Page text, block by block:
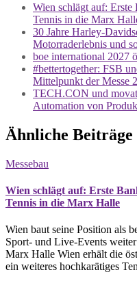
Wien schlägt auf:
Tennis in die Marx
30 Jahre Harley-
Motorraderlebnis und
boe international 2027
#bettertogether: FSB
Mittelpunkt der Messe
TECH.CON und
Automation von
Ähnliche Beiträge
Messebau
Wien schlägt auf: Erste
Tennis in die Marx Halle
Wien baut seine Position als
Sport- und Live-Events
Marx Halle Wien erhält die
ein weiteres hochkarätiges